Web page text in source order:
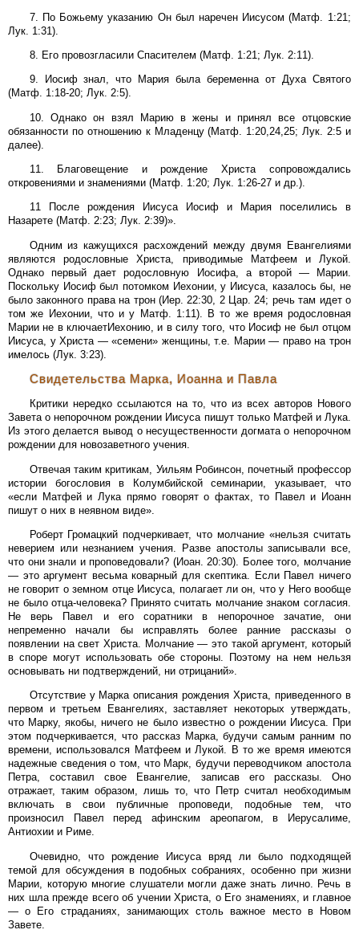
7. По Божьему указанию Он был наречен Иисусом (Матф. 1:21;
Лук. 1:31).
8. Его провозгласили Спасителем (Матф. 1:21; Лук. 2:11).
9. Иосиф знал, что Мария была беременна от Духа Святого
(Матф. 1:18-20; Лук. 2:5).
10. Однако он взял Марию в жены и принял все отцовские
обязанности по отношению к Младенцу (Матф. 1:20,24,25; Лук. 2:5 и
далее).
11. Благовещение и рождение Христа сопровождались
откровениями и знамениями (Матф. 1:20; Лук. 1:26-27 и др.).
11 После рождения Иисуса Иосиф и Мария поселились в
Назарете (Матф. 2:23; Лук. 2:39)».
Одним из кажущихся расхождений между двумя Евангелиями
являются родословные Христа, приводимые Матфеем и Лукой.
Однако первый дает родословную Иосифа, а второй — Марии.
Поскольку Иосиф был потомком Иехонии, у Иисуса, казалось бы, не
было законного права на трон (Иер. 22:30, 2 Цар. 24; речь там идет о
том же Иехонии, что и у Матф. 1:11). В то же время родословная
Марии не в ключаетИехонию, и в силу того, что Иосиф не был отцом
Иисуса, у Христа — «семени» женщины, т.е. Марии — право на трон
имелось (Лук. 3:23).
Свидетельства Марка, Иоанна и Павла
Критики нередко ссылаются на то, что из всех авторов Нового
Завета о непорочном рождении Иисуса пишут только Матфей и Лука.
Из этого делается вывод о несущественности догмата о непорочном
рождении для новозаветного учения.
Отвечая таким критикам, Уильям Робинсон, почетный профессор
истории богословия в Колумбийской семинарии, указывает, что
«если Матфей и Лука прямо говорят о фактах, то Павел и Иоанн
пишут о них в неявном виде».
Роберт Громацкий подчеркивает, что молчание «нельзя считать
неверием или незнанием учения. Разве апостолы записывали все,
что они знали и проповедовали? (Иоан. 20:30). Более того, молчание
— это аргумент весьма коварный для скептика. Если Павел ничего
не говорит о земном отце Иисуса, полагает ли он, что у Него вообще
не было отца-человека? Принято считать молчание знаком согласия.
Не верь Павел и его соратники в непорочное зачатие, они
непременно начали бы исправлять более ранние рассказы о
появлении на свет Христа. Молчание — это такой аргумент, который
в споре могут использовать обе стороны. Поэтому на нем нельзя
основывать ни подтверждений, ни отрицаний».
Отсутствие у Марка описания рождения Христа, приведенного в
первом и третьем Евангелиях, заставляет некоторых утверждать,
что Марку, якобы, ничего не было известно о рождении Иисуса. При
этом подчеркивается, что рассказ Марка, будучи самым ранним по
времени, использовался Матфеем и Лукой. В то же время имеются
надежные сведения о том, что Марк, будучи переводчиком апостола
Петра, составил свое Евангелие, записав его рассказы. Оно
отражает, таким образом, лишь то, что Петр считал необходимым
включать в свои публичные проповеди, подобные тем, что
произносил Павел перед афинским ареопагом, в Иерусалиме,
Антиохии и Риме.
Очевидно, что рождение Иисуса вряд ли было подходящей
темой для обсуждения в подобных собраниях, особенно при жизни
Марии, которую многие слушатели могли даже знать лично. Речь в
них шла прежде всего об учении Христа, о Его знамениях, и главное
— о Его страданиях, занимающих столь важное место в Новом
Завете.